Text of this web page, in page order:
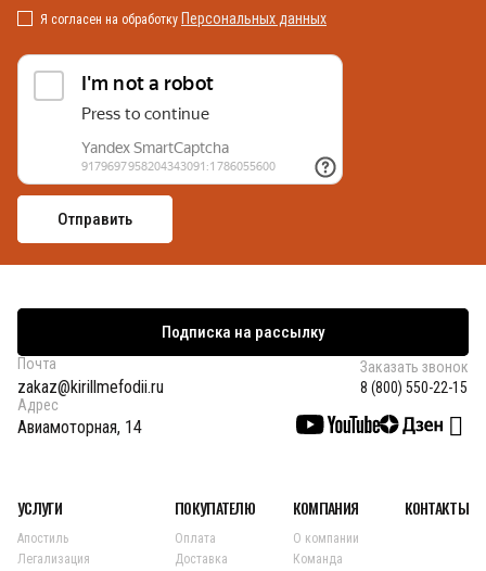
Я согласен на обработку Персональных данных
Подписка на рассылку
Почта
zakaz@kirillmefodii.ru
Заказать звонок
8 (800) 550-22-15
Адрес
Авиамоторная, 14
УСЛУГИ
Апостиль
Легализация
ПОКУПАТЕЛЮ
Оплата
Доставка
КОМПАНИЯ
О компании
Команда
КОНТАКТЫ